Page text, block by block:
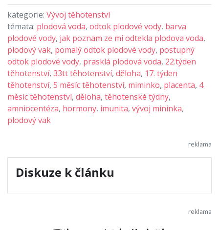
kategorie: Vývoj těhotenství
témata: plodová voda, odtok plodové vody, barva
plodové vody, jak poznam ze mi odtekla plodova voda,
plodový vak, pomalý odtok plodové vody, postupný
odtok plodové vody, prasklá plodová voda, 22.týden
těhotenství, 33tt těhotenství, děloha, 17. týden
těhotenství, 5 měsíc těhotenství, miminko, placenta, 4
měsíc těhotenství, děloha, těhotenské týdny,
amniocentéza, hormony, imunita, vývoj mininka,
plodový vak
Diskuze k článku